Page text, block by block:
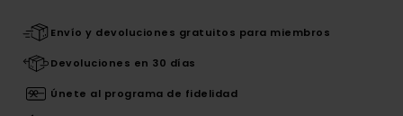
Envío y devoluciones gratuitos para miembros
Devoluciones en 30 días
Únete al programa de fidelidad